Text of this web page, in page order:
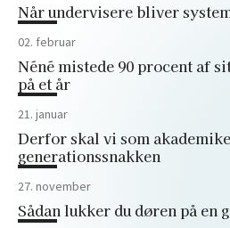
Når undervisere bliver
02. februar
Néné mistede 90 procent af
på et år
21. januar
Derfor skal vi som
generationssnakken
27. november
Sådan lukker du døren på en